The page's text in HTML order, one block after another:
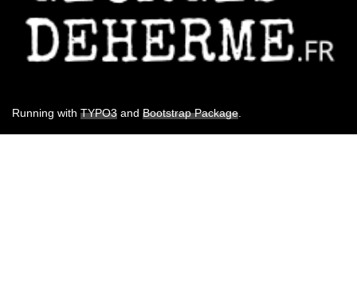
Running with TYPO3 and Bootstrap Package